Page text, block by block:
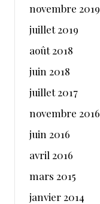
novembre 2019
juillet 2019
août 2018
juin 2018
juillet 2017
novembre 2016
juin 2016
avril 2016
mars 2015
janvier 2014